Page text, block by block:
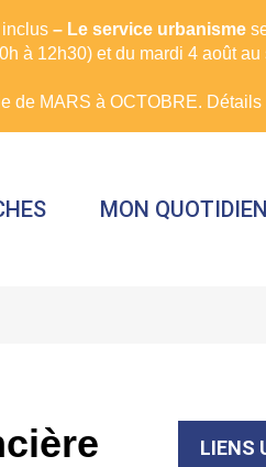
inclus – Le service urbanisme
à 12h30) et du mardi 4 août
de MARS à OCTOBRE.
MON QUOTIDIEN
LIENS